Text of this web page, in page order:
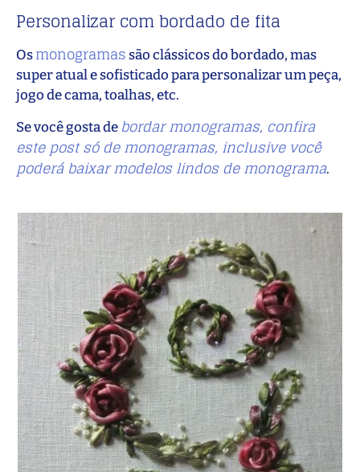
Personalizar com bordado de fita
Osmonogramas são clássicos do bordado, mas
super atual e sofisticado para personalizar um peça,
jogo de cama, toalhas, etc.
Se você gosta debordar monogramas, confira
este post só de monogramas, inclusive você
poderá baixar modelos lindos de monograma.